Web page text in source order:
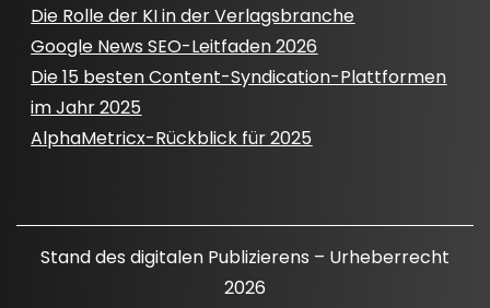
Die Rolle der KI in der Verlagsbranche
Google News SEO-Leitfaden 2026
Die 15 besten Content-Syndication-Plattformen
im Jahr 2025
AlphaMetricx-Rückblick für 2025
Stand des digitalen Publizierens – Urheberrecht
2026